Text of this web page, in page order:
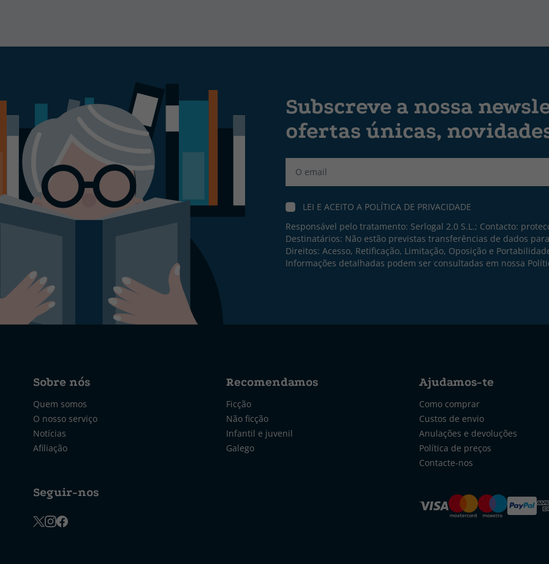
Subscreve a nossa
ofertas únicas,
LEI E ACEITO A POLÍTICA DE PRIVACIDADE
Responsável pelo tratamento: Serlogal 2.0 S.L.; Contacto:
Destinatários: Não estão previstas transferências de dados
Direitos: Acesso, Retificação, Limitação, Oposição e
Informações detalhadas podem ser consultadas em nossa
Sobre nós
Quem somos
O nosso serviço
Notícias
Afiliação
Seguir-nos
Recomendamos
Ficção
Não ficção
Infantil e juvenil
Galego
Ajudamos-te
Como comprar
Custos de envio
Anulações e devoluções
Política de preços
Contacte-nos